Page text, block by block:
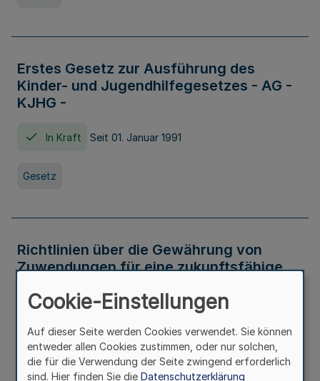
Erstes Gesetz zur Ausführung des
Kinder- und Jugendhilfegesetzes - AG -
KJHG -
In Kraft Seit 01. Januar 1991
Gesetz
Richtlinien über die Gewährung von
Zuwendungen für eine zukunftsfähige
Nordrhein-Westfalen
In Kraft
Verwaltungsvorschrift
Cookie-Einstellungen
Auf dieser Seite werden Cookies verwendet. Sie können
entweder allen Cookies zustimmen, oder nur solchen,
die für die Verwendung der Seite zwingend erforderlich
sind. Hier finden Sie die Datenschutzerklärung